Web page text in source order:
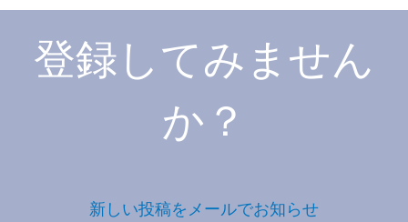
登録してみません
か？
新しい投稿をメールでお知らせ